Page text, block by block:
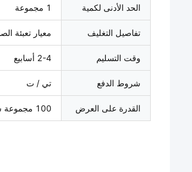
الحد الأدنى لكمية 1 مجموعة
تفاصيل التغليف معيار تعبئة
وقت التسليم 2-4 أسابيع
شروط الدفع تي / ت
القدرة على العرض 100 مجموعة شهريا